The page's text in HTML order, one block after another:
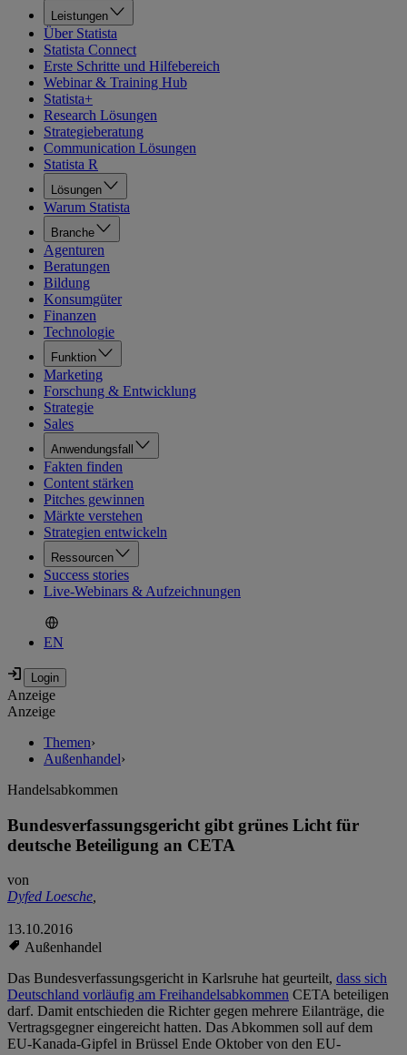
Leistungen
Über Statista
Statista Connect
Erste Schritte und Hilfebereich
Webinar & Training Hub
Statista+
Research Lösungen
Strategieberatung
Communication Lösungen
Statista R
Lösungen
Warum Statista
Branche
Agenturen
Beratungen
Bildung
Konsumgüter
Finanzen
Technologie
Funktion
Marketing
Forschung & Entwicklung
Strategie
Sales
Anwendungsfall
Fakten finden
Content stärken
Pitches gewinnen
Märkte verstehen
Strategien entwickeln
Ressourcen
Success stories
Live-Webinars & Aufzeichnungen
EN
Anzeige
Anzeige
Themen›
Außenhandel›
Handelsabkommen
Bundesverfassungsgericht gibt grünes Licht für
deutsche Beteiligung an CETA
von
Dyfed Loesche,
13.10.2016
Außenhandel
Das Bundesverfassungsgericht in Karlsruhe hat geurteilt, dass sich
Deutschland vorläufig am Freihandelsabkommen CETA beteiligen
darf. Damit entschieden die Richter gegen mehrere Eilanträge, die
Vertragsgegner eingereicht hatten. Das Abkommen soll auf dem
EU-Kanada-Gipfel in Brüssel Ende Oktober von den EU-